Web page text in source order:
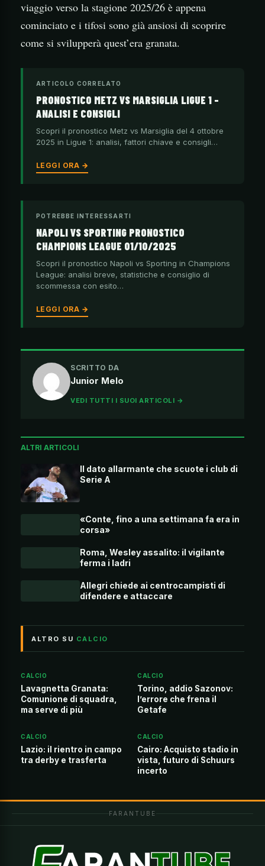
viaggio verso la stagione 2025/26 è appena
cominciato e i tifosi sono già ansiosi di scoprire
come si svilupperà quest’era granata.
ARTICOLO CORRELATO
PRONOSTICO METZ VS MARSIGLIA LIGUE 1 –
ANALISI E CONSIGLI
Scopri il pronostico Metz vs Marsiglia del 4 ottobre
2025 in Ligue 1: analisi, fattori chiave e consigli…
LEGGI ORA →
POTREBBE INTERESSARTI
NAPOLI VS SPORTING PRONOSTICO
CHAMPIONS LEAGUE 01/10/2025
Scopri il pronostico Napoli vs Sporting in Champions
League: analisi breve, statistiche e consiglio di
scommessa con esito…
LEGGI ORA →
SCRITTO DA
Junior Melo
VEDI TUTTI I SUOI ARTICOLI →
ALTRI ARTICOLI
Il dato allarmante che scuote i club di
Serie A
«Conte, fino a una settimana fa era in
corsa»
Roma, Wesley assalito: il vigilante
ferma i ladri
Allegri chiede ai centrocampisti di
difendere e attaccare
ALTRO SU CALCIO
CALCIO
Lavagnetta Granata:
Comunione di squadra,
ma serve di più
CALCIO
Torino, addio Sazonov:
l’errore che frena il
Getafe
CALCIO
Lazio: il rientro in campo
tra derby e trasferta
CALCIO
Cairo: Acquisto stadio in
vista, futuro di Schuurs
incerto
FARANTUBE